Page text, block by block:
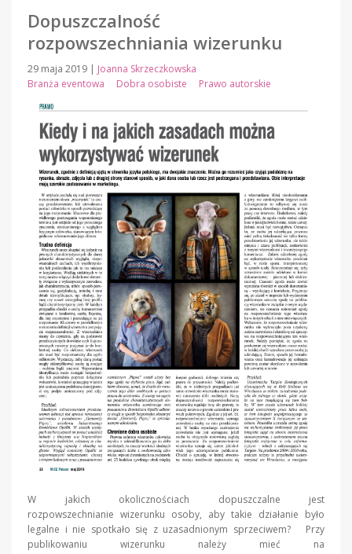
Dopuszczalność
rozpowszechniania wizerunku
29 maja 2019 | Joanna Skrzeczkowska
Branża eventowa
Dobra osobiste Prawo autorskie
W jakich okolicznościach dopuszczalne jest
rozpowszechnianie wizerunku osoby, aby takie działanie było
legalne i nie spotkało się z uzasadnionym sprzeciwem? Przy
publikowaniu wizerunku należy mieć na